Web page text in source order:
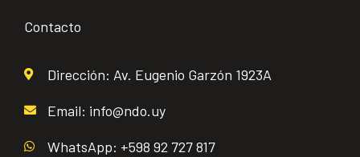
Contacto
Dirección: Av. Eugenio Garzón 1923A
Email: info@ndo.uy
WhatsApp: +598 92 727 817